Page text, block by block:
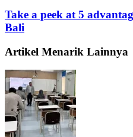
Take a peek at 5
Bali
Artikel Menarik Lainnya